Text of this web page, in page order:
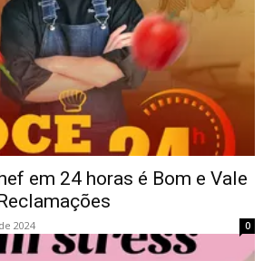
em 24 horas é Bom e Vale
2024 0